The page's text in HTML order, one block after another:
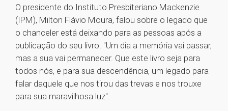
O presidente do Instituto Presbiteriano Mackenzie
(IPM), Milton Flávio Moura, falou sobre o legado que
o chanceler está deixando para as pessoas após a
publicação do seu livro. "Um dia a memória vai passar,
mas a sua vai permanecer. Que este livro seja para
todos nós, e para sua descendência, um legado para
falar daquele que nos tirou das trevas e nos trouxe
para sua maravilhosa luz".